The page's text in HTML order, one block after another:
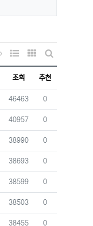
조회순 정렬
웹진 스타일갤러리 스타일
게시판 검색
조회 추천
조회
46463 추천
0
조회
40957 추천
0
조회
38990 추천
0
조회
38693 추천
0
조회
38599 추천
0
조회
38503 추천
0
조회
38455 추천
0